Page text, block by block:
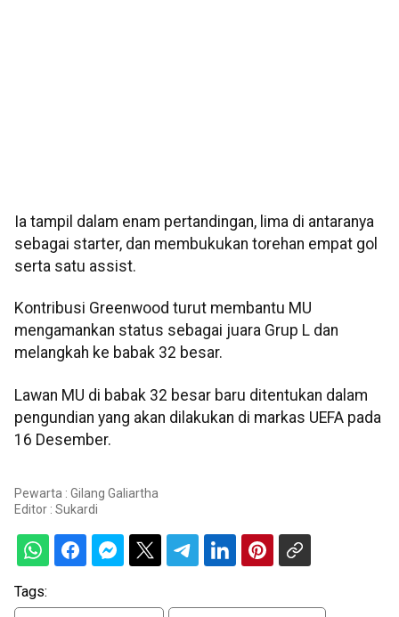
Ia tampil dalam enam pertandingan, lima di antaranya
sebagai starter, dan membukukan torehan empat gol
serta satu assist.
Kontribusi Greenwood turut membantu MU
mengamankan status sebagai juara Grup L dan
melangkah ke babak 32 besar.
Lawan MU di babak 32 besar baru ditentukan dalam
pengundian yang akan dilakukan di markas UEFA pada
16 Desember.
Pewarta : Gilang Galiartha
Editor : Sukardi
Tags: